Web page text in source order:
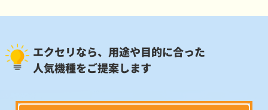
エクセリなら、用途や目的に合った
人気機種をご提案します